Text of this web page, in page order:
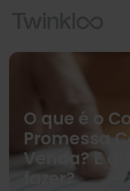
O que é o
Promessa
Venda? E
fazer?